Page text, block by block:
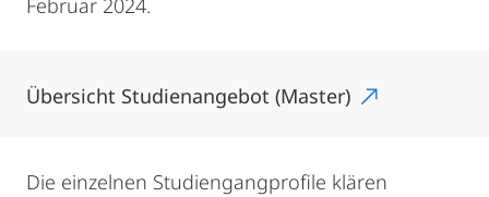
Februar 2024.
Übersicht Studienangebot (Master)
Die einzelnen Studiengangprofile klären